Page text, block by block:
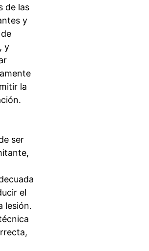
de las
y
y
la
ser
el
lesión.